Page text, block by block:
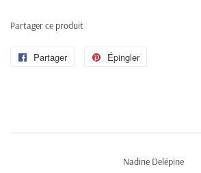
Partager ce produit
Partager
Partager Épingler
Nadine Delépine